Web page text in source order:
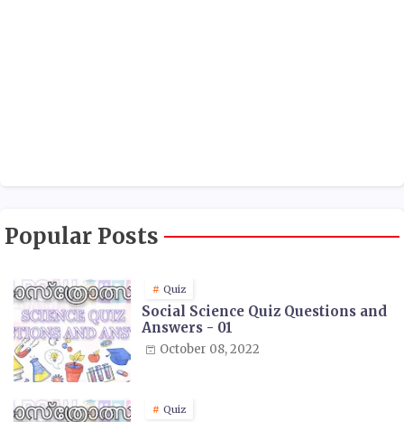
Popular Posts
Quiz
Social Science Quiz Questions and
Answers - 01
October 08, 2022
Quiz